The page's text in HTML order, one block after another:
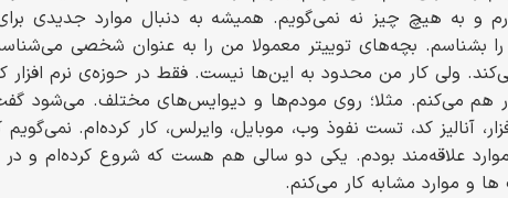
و به هیچ چیز نه نمی‌گویم. همیشه به دنبال موارد جدیدی
بشناسم. بچه‌های توییتر معمولا من را به عنوان شخصی
ولی کار من محدود به این‌ها نیست. فقط در حوزه‌ی نرم افزار
هم می‌کنم. مثلا؛ روی مودم‌ها و دیوایس‌های مختلف. می‌شود
آنالیز کد، تست نفوذ وب، موبایل، وایرلس، کار کرده‌ام.
و موارد مشابه کار می‌کنم.